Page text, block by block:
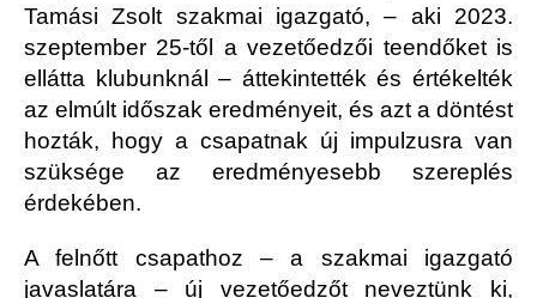
Tamási Zsolt szakmai igazgató, – aki 2023.
szeptember 25-től a vezetőedzői teendőket is
ellátta klubunknál – áttekintették és értékelték
az elmúlt időszak eredményeit, és azt a döntést
hozták, hogy a csapatnak új impulzusra van
szüksége az eredményesebb szereplés
érdekében.
A felnőtt csapathoz – a szakmai igazgató
javaslatára – új vezetőedzőt neveztünk ki,